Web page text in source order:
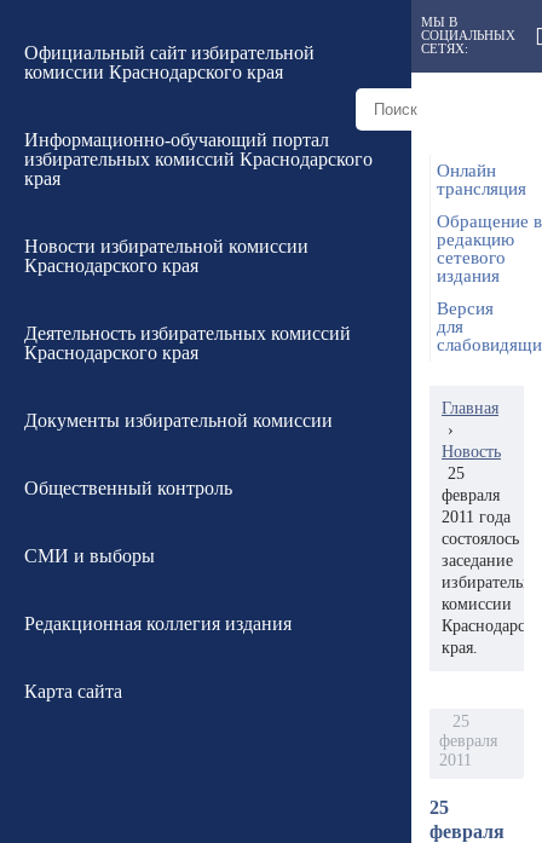
Официальный сайт избирательной
комиссии Краснодарского края
Информационно-обучающий портал
избирательных комиссий Краснодарского
края
Новости избирательной комиссии
Краснодарского края
Деятельность избирательных комиссий
Краснодарского края
Документы избирательной комиссии
Общественный контроль
СМИ и выборы
Редакционная коллегия издания
Карта сайта
МЫ В
СОЦИАЛЬНЫХ
СЕТЯХ:
Онлайн
трансляция
Обращение в
редакцию
сетевого
издания
Версия
для
Главная
›
Новость
25
февраля
2011 года
состоялось
заседание
комиссии
края.
25
февраля
2011
25
февраля